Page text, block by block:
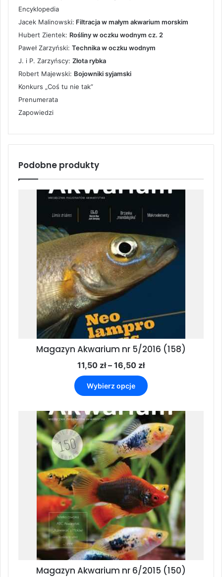
Encyklopedia
Jacek Malinowski: Filtracja w małym akwarium morskim
Hubert Zientek: Rośliny w oczku wodnym cz. 2
Paweł Zarzyński: Technika w oczku wodnym
J. i P. Zarzyńscy: Złota rybka
Robert Majewski: Bojowniki syjamski
Konkurs „Coś tu nie tak”
Prenumerata
Zapowiedzi
Podobne produkty
Magazyn Akwarium nr 5/2016 (158)
11,50 zł – 16,50 złZakres
od
11,50 zł
16,50 zł
Wybierz opcje
produkt
wiele
wariantów.
Opcje
można
wybrać
na
stronie
produktu
Magazyn Akwarium nr 6/2015 (150)